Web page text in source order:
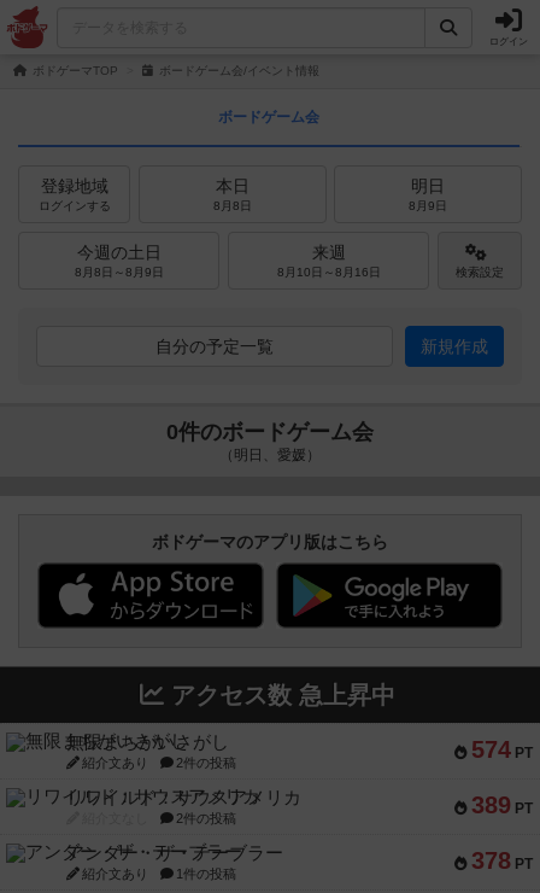
ログイン
ボドゲーマTOP ボードゲーム会/イベント情報
ボードゲーム会
登録地域
ログインする
本日
8月8日
明日
8月9日
今週の土日
8月8日～8月9日
来週
8月10日～8月16日 検索設定
自分の予定一覧 新規作成
0件のボードゲーム会
（明日、愛媛）
ボドゲーマのアプリ版はこちら
アクセス数 急上昇中
574 PT
無限まちがいさがし
紹介文あり 2件の投稿
389 PT
リワイルド：サウスアメリカ
2件の投稿
378 PT
アンダー・ザ・テーブラー
紹介文あり 1件の投稿